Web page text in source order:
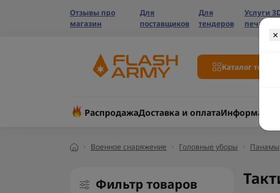
Отзывы про
магазин
Для
поставщиков
Для
тендеров
Услуги
печати
Каталог товаров
РаспродажаДоставка и оплатаИнформация
Военное снаряжение Головные уборы Панамы
×
Фильтр товаров